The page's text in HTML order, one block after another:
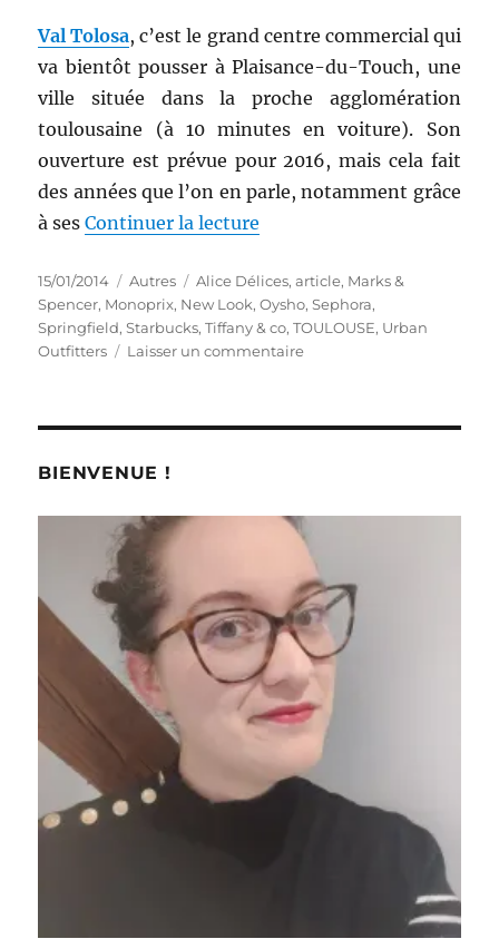
Val Tolosa, c’est le grand centre commercial qui
va bientôt pousser à Plaisance-du-Touch, une
ville située dans la proche agglomération
toulousaine (à 10 minutes en voiture). Son
ouverture est prévue pour 2016, mais cela fait
des années que l’on en parle, notamment grâce
à sesContinuer la lecture
Publié
le
15/01/2014 Catégories
Autres Étiquettes
Alice Délices,article, Marks &
Spencer, Monoprix, New Look,Oysho,Sephora,
Springfield,Starbucks,Tiffany & co,TOULOUSE, Urban
Outfitters
Laisser un commentairesur
à
Val
Tolosa
?
BIENVENUE !